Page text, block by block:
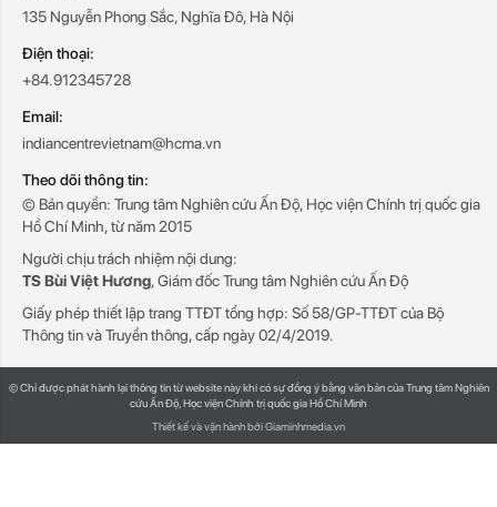
135 Nguyễn Phong Sắc, Nghĩa Đô, Hà Nội
Điện thoại:
+84.912345728
Email:
indiancentrevietnam@hcma.vn
Theo dõi thông tin:
© Bản quyền: Trung tâm Nghiên cứu Ấn Độ, Học viện Chính trị quốc gia
Hồ Chí Minh, từ năm 2015
Người chịu trách nhiệm nội dung:
TS Bùi Việt Hương, Giám đốc Trung tâm Nghiên cứu Ấn Độ
Giấy phép thiết lập trang TTĐT tổng hợp: Số 58/GP-TTĐT của Bộ
Thông tin và Truyền thông, cấp ngày 02/4/2019.
© Chỉ được phát hành lại thông tin từ website này khi có sự đồng ý bằng văn bản của Trung tâm Nghiên
cứu Ấn Độ, Học viện Chính trị quốc gia Hồ Chí Minh
Thiết kế và vận hành bởi Giaminhmedia.vn